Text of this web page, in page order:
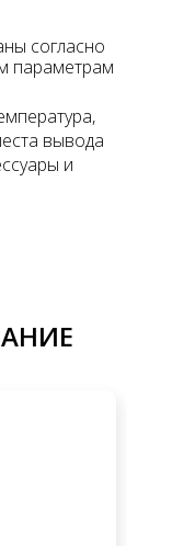
согласно
параметрам
вывода
и